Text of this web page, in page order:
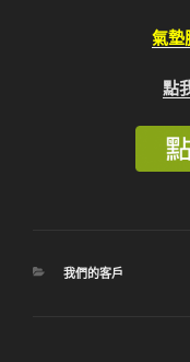
氣墊
點
分
我們的客戶